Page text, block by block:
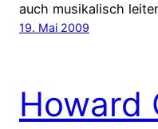
auch musikalisch
19. Mai 2009
Howard